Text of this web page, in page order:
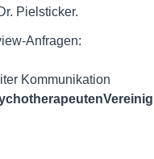
Pielsticker.
Anfragen: